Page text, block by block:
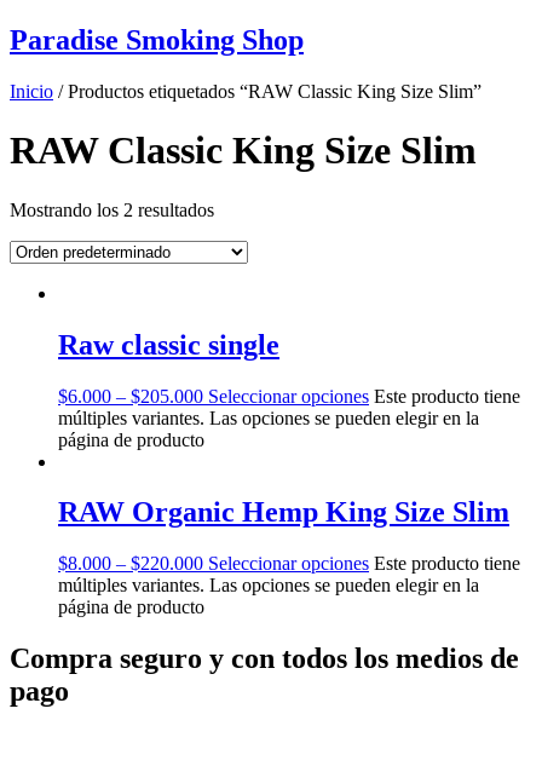
Paradise Smoking Shop
Inicio / Productos etiquetados “RAW Classic King Size Slim”
RAW Classic King Size Slim
Mostrando los 2 resultados
Raw classic single
$6.000 – $205.000 Seleccionar opciones Este producto tiene
múltiples variantes. Las opciones se pueden elegir en la
página de producto
RAW Organic Hemp King Size Slim
$8.000 – $220.000 Seleccionar opciones Este producto tiene
múltiples variantes. Las opciones se pueden elegir en la
página de producto
Compra seguro y con todos los medios de
pago